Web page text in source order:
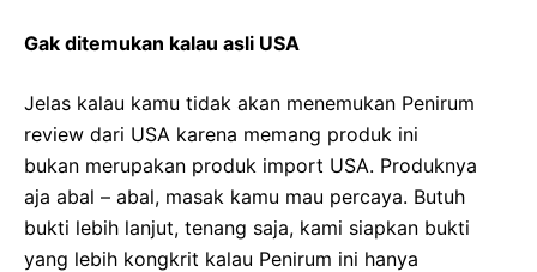
Gak ditemukan kalau asli USA
Jelas kalau kamu tidak akan menemukan Penirum
review dari USA karena memang produk ini
bukan merupakan produk import USA. Produknya
aja abal – abal, masak kamu mau percaya. Butuh
bukti lebih lanjut, tenang saja, kami siapkan bukti
yang lebih kongkrit kalau Penirum ini hanya